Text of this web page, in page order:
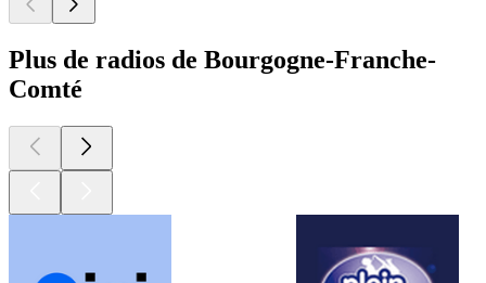
Plus de radios de Bourgogne-Franche-
Comté